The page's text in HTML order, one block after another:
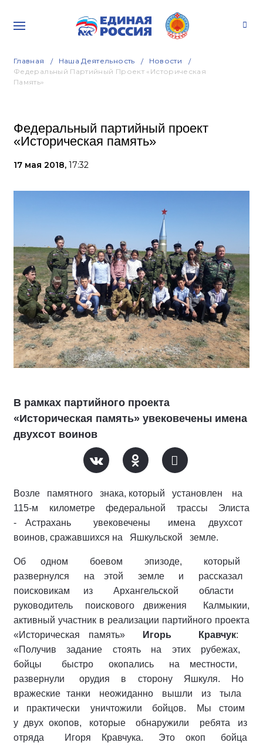
Главная Наша Деятельность
Новости
Федеральный Партийный Проект «Историческая
Память»
Федеральный партийный проект
«Историческая память»
17 мая 2018, 17:32
В рамках партийного проекта
«Историческая память» увековечены имена
двухсот воинов
Возле памятного знака, который установлен на
115-м километре федеральной трассы Элиста
- Астрахань увековечены имена двухсот
воинов, сражавшихся на Яшкульской земле.
Об одном боевом эпизоде, который
развернулся на этой земле и рассказал
поисковикам из Архангельской области
руководитель поискового движения Калмыкии,
активный участник в реализации партийного проекта
«Историческая память»
Игорь Кравчук:
«Получив задание стоять на этих рубежах,
бойцы быстро окопались на местности,
развернули орудия в сторону Яшкуля. Но
вражеские танки неожиданно вышли из тыла
и практически уничтожили бойцов. Мы стоим
у двух окопов, которые обнаружили ребята из
отряда Игоря Кравчука. Это окоп бойца